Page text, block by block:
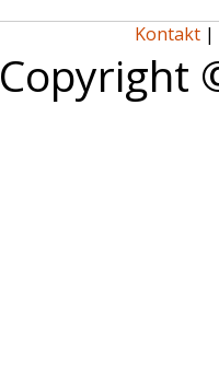
Kontakt |
Copyright